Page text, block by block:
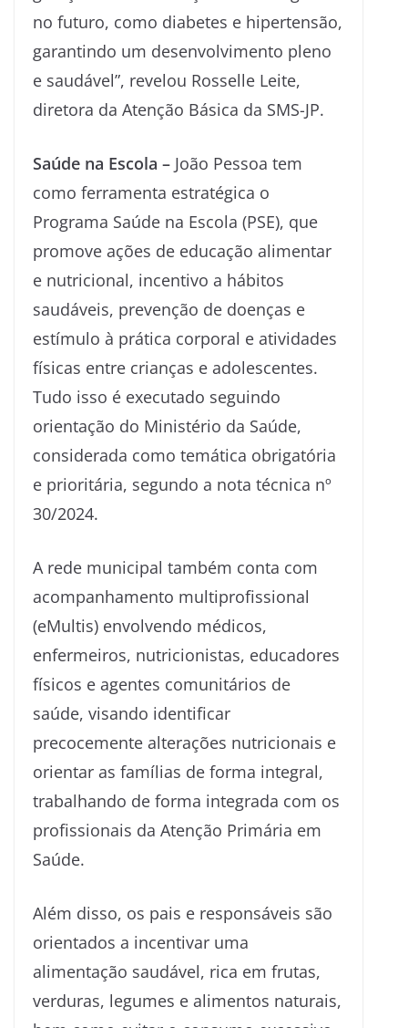
no futuro, como diabetes e hipertensão,
garantindo um desenvolvimento pleno
e saudável”, revelou Rosselle Leite,
diretora da Atenção Básica da SMS-JP.
Saúde na Escola – João Pessoa tem
como ferramenta estratégica o
Programa Saúde na Escola (PSE), que
promove ações de educação alimentar
e nutricional, incentivo a hábitos
saudáveis, prevenção de doenças e
estímulo à prática corporal e atividades
físicas entre crianças e adolescentes.
Tudo isso é executado seguindo
orientação do Ministério da Saúde,
considerada como temática obrigatória
e prioritária, segundo a nota técnica nº
30/2024.
A rede municipal também conta com
acompanhamento multiprofissional
(eMultis) envolvendo médicos,
enfermeiros, nutricionistas, educadores
físicos e agentes comunitários de
saúde, visando identificar
precocemente alterações nutricionais e
orientar as famílias de forma integral,
trabalhando de forma integrada com os
profissionais da Atenção Primária em
Saúde.
Além disso, os pais e responsáveis são
orientados a incentivar uma
alimentação saudável, rica em frutas,
verduras, legumes e alimentos naturais,